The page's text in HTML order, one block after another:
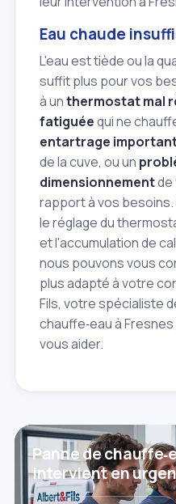
Eau chaude
L'eau est tiède ou la
suffit plus pour vos
à unthermostat mal
fatiguéequi ne
entartrage
de la cuve, ou un
dimensionnementde
rapport à vos
le réglage du
et l'accumulation de
nous pouvons vous
plus adapté à votre
Fils, votre spécialiste
chauffe‑eau à
vous aider.
Panne de
intervient en